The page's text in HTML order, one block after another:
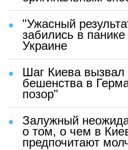
"Ужасный
забились в
Украине
Шаг Киева вызвал
бешенства в
позор"
Залужный
о том, о чем в
предпочитают